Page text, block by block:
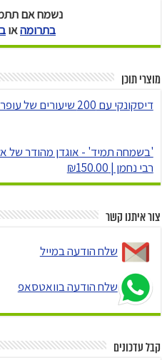
נשמח אם
בתרומהאו
מוצרי תוכן
דיסקונקי עם 200 שיעורים של עופר גיסין | ₪120.00
'בשמחה תמיד' - אוגדן מהודר של
רבי נחמן | ₪150.00
צור איתנו קשר
שלח הודעה במייל
שלח הודעה בוואטסאפ
קבל עדכונים